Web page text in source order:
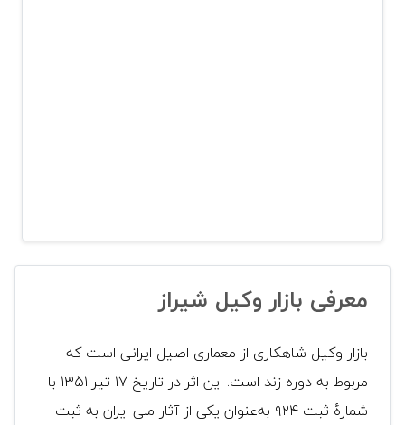
معرفی بازار وکیل شیراز
بازار وکیل شاهکاری از معماری اصیل ایرانی است که
مربوط به دوره زند است. این اثر در تاریخ ۱۷ تیر ۱۳۵۱ با
شمارهٔ ثبت ۹۲۴ به‌عنوان یکی از آثار ملی ایران به ثبت